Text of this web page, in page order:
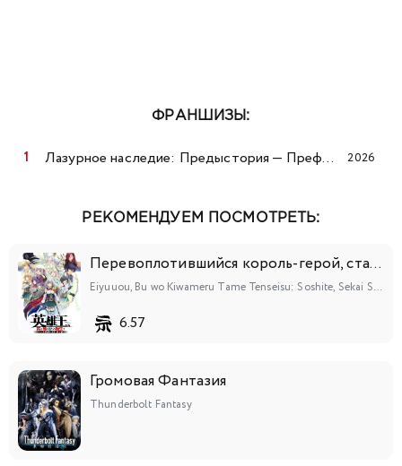
ФРАНШИЗЫ:
Лазурное наследие: Предыстория — Префектура Дуннин летом 2026
РЕКОМЕНДУЕМ ПОСМОТРЕТЬ:
Перевоплотившийся король-герой, ставший самой сильной ученицей рыцаря
Eiyuuou, Bu wo Kiwameru Tame Tenseisu: Soshite, Sekai Saikyou no Minarai Kishi♀
6.57
Громовая Фантазия
Thunderbolt Fantasy